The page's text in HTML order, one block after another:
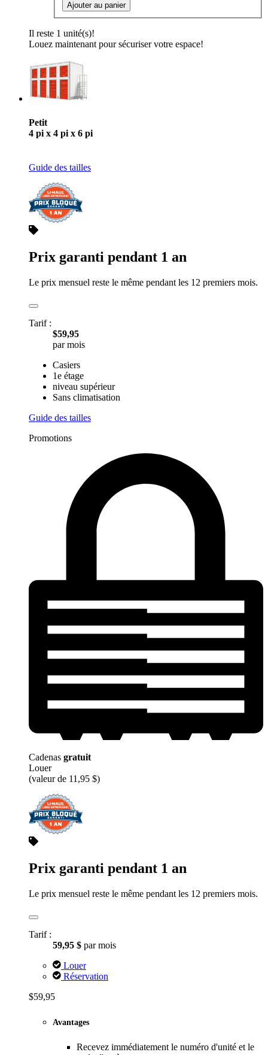
Ajouter au panier
Il reste 1 unité(s)!
Louez maintenant pour sécuriser votre espace!
Petit
4 pi x 4 pi x 6 pi
Guide des tailles
Prix garanti pendant 1 an
Le prix mensuel reste le même pendant les 12 premiers mois.
Tarif :
$59,95
par mois
Casiers
1e étage
niveau supérieur
Sans climatisation
Guide des tailles
Promotions
Cadenas gratuit
Louer
(valeur de 11,95 $)
Prix garanti pendant 1 an
Le prix mensuel reste le même pendant les 12 premiers mois.
Tarif :
59,95 $ par mois
Louer
Réservation
$59,95
Avantages
Recevez immédiatement le numéro d'unité et le